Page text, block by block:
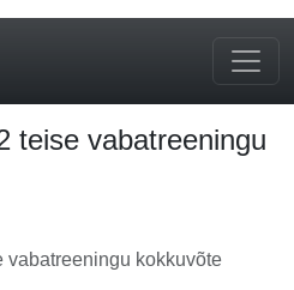
teise vabatreeningu
vabatreeningu kokkuvõte